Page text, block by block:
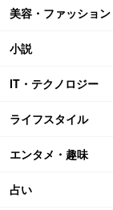
美容・ファッション
小説
IT・テクノロジー
ライフスタイル
エンタメ・趣味
占い